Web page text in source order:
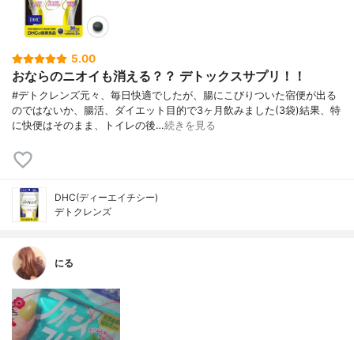
5.00
おならのニオイも消える？？ デトックスサプリ！！
#デトクレンズ元々、毎日快適でしたが、腸にこびりついた宿便が出る
のではないか、腸活、ダイエット目的で3ヶ月飲みました(3袋)結果、特
に快便はそのまま、トイレの後…続きを見る
DHC(ディーエイチシー)
デトクレンズ
にる